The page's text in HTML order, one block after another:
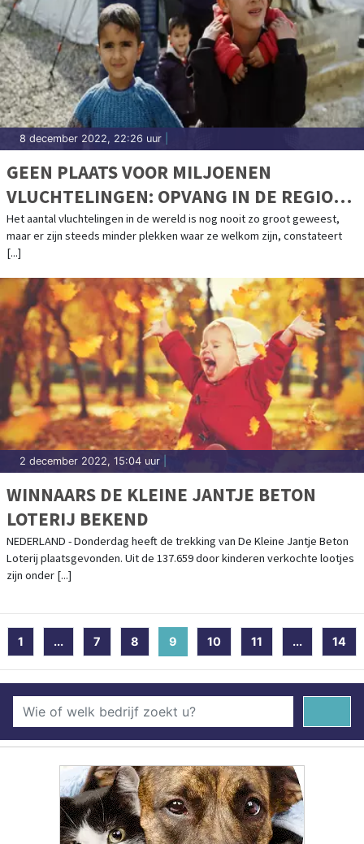
8 december 2022, 22:26 uur
GEEN PLAATS VOOR MILJOENEN
VLUCHTELINGEN: OPVANG IN DE REGIO
STAAT ONDER DRUK
Het aantal vluchtelingen in de wereld is nog nooit zo groot geweest,
maar er zijn steeds minder plekken waar ze welkom zijn, constateert
[...]
2 december 2022, 15:04 uur
WINNAARS DE KLEINE JANTJE BETON
LOTERIJ BEKEND
NEDERLAND - Donderdag heeft de trekking van De Kleine Jantje Beton
Loterij plaatsgevonden. Uit de 137.659 door kinderen verkochte lootjes
zijn onder [...]
1 ... 7 8 9 (current)
10 11 ... 14